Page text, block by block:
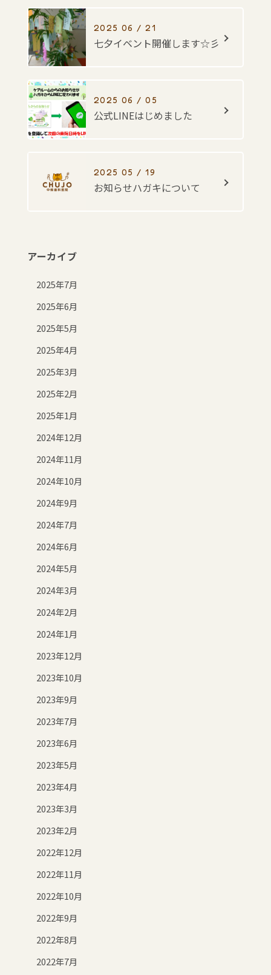
2025 06 / 21
七夕イベント開催します☆彡
2025 06 / 05
公式LINEはじめました
2025 05 / 19
お知らせハガキについて
アーカイブ
2025年7月
2025年6月
2025年5月
2025年4月
2025年3月
2025年2月
2025年1月
2024年12月
2024年11月
2024年10月
2024年9月
2024年7月
2024年6月
2024年5月
2024年3月
2024年2月
2024年1月
2023年12月
2023年10月
2023年9月
2023年7月
2023年6月
2023年5月
2023年4月
2023年3月
2023年2月
2022年12月
2022年11月
2022年10月
2022年9月
2022年8月
2022年7月